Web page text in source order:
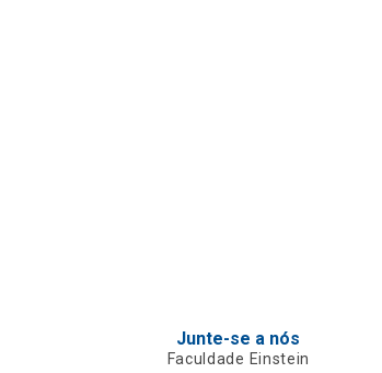
Junte-se a nós
Faculdade Einstein